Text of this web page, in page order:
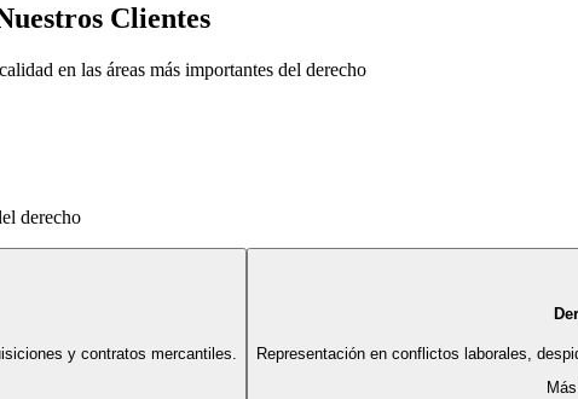
Clientes
en las áreas más importantes del derecho
derecho
y contratos mercantiles.
Representación en conflictos laborales,